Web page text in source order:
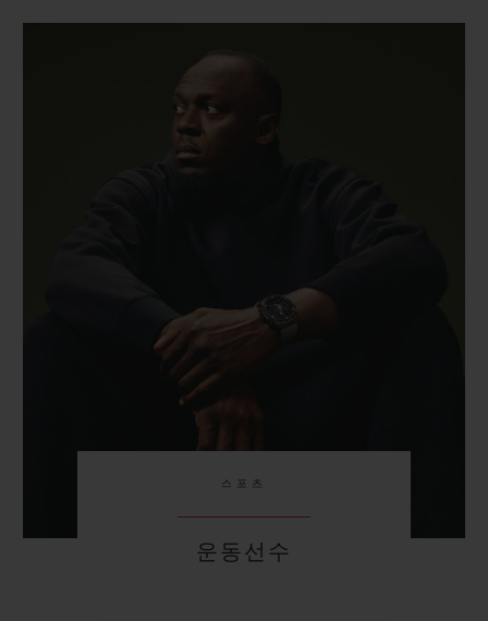
스포츠
운동선수